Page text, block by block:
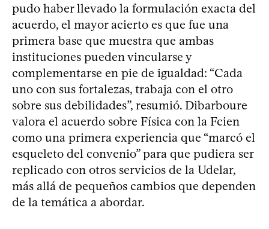
pudo haber llevado la formulación exacta del
acuerdo, el mayor acierto es que fue una
primera base que muestra que ambas
instituciones pueden vincularse y
complementarse en pie de igualdad: “Cada
uno con sus fortalezas, trabaja con el otro
sobre sus debilidades”, resumió. Dibarboure
valora el acuerdo sobre Física con la Fcien
como una primera experiencia que “marcó el
esqueleto del convenio” para que pudiera ser
replicado con otros servicios de la Udelar,
más allá de pequeños cambios que dependen
de la temática a abordar.